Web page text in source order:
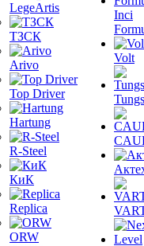
LegeArtis
ТЗСК
Arivo
Top Driver
Hartung
R-Steel
КиК
Replica
ORW
Inci
Volt